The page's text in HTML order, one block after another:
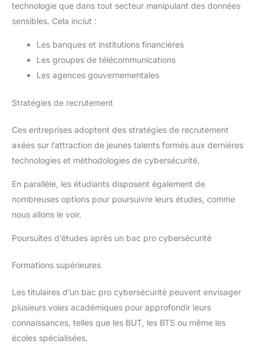
technologie que dans tout secteur manipulant des données
sensibles. Cela inclut :
Les banques et institutions financières
Les groupes de télécommunications
Les agences gouvernementales
Stratégies de recrutement
Ces entreprises adoptent des stratégies de recrutement
axées sur l’attraction de jeunes talents formés aux dernières
technologies et méthodologies de cybersécurité.
En parallèle, les étudiants disposent également de
nombreuses options pour poursuivre leurs études, comme
nous allons le voir.
Poursuites d’études après un bac pro cybersécurité
Formations supérieures
Les titulaires d’un bac pro cybersécurité peuvent envisager
plusieurs voies académiques pour approfondir leurs
connaissances, telles que les BUT, les BTS ou même les
écoles spécialisées.